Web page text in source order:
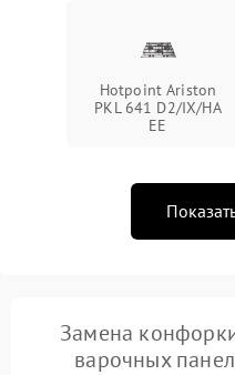
Hotpoint Ariston
PKL 641 D2/IX/HA
EE
Замена
варочных